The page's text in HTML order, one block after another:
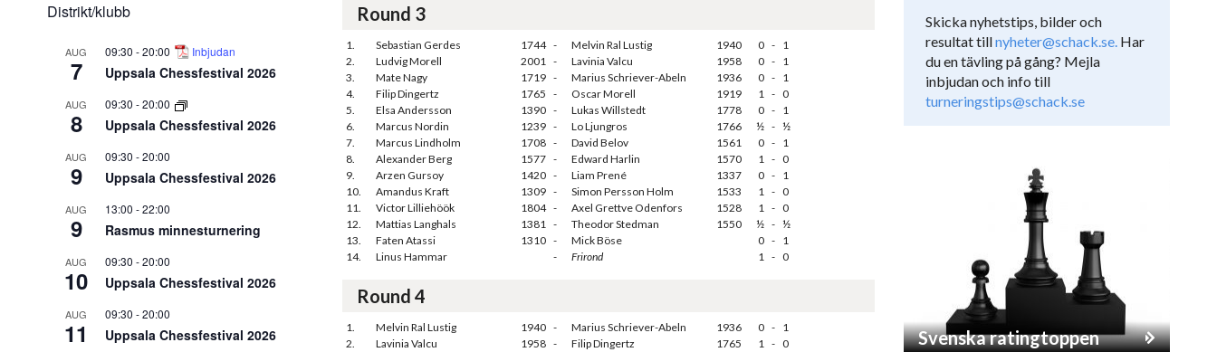
Distrikt/klubb
AUG
7
09:30 -20:00 Inbjudan
Uppsala Chessfestival 2026
AUG
8
09:30 -20:00
Uppsala Chessfestival 2026
AUG
9
09:30 -20:00
Uppsala Chessfestival 2026
AUG
9
13:00 -22:00
Rasmus minnesturnering
AUG
10
09:30 -20:00
Uppsala Chessfestival 2026
AUG
11
09:30 -20:00
Uppsala Chessfestival 2026
Round 3
1. Sebastian Gerdes 1744 - Melvin Ral Lustig 1940 0 - 1
2.
Ludvig Morell 2001 - Lavinia Valcu 1958 0 - 1
3.
Mate Nagy 1719 - Marius Schriever-Abeln 1936 0 - 1
4.
Filip Dingertz 1765 - Oscar Morell 1919 1 - 0
5.
Elsa Andersson 1390 - Lukas Willstedt 1778 0 - 1
6.
Marcus Nordin 1239 - Lo Ljungros 1766 ½ - ½
7.
Marcus Lindholm 1708 - David Belov 1561 0 - 1
8.
Alexander Berg 1577 - Edward Harlin 1570 1 - 0
9.
Arzen Gursoy 1420 - Liam Prené 1337 0 - 1
10.
Amandus Kraft 1309 - Simon Persson Holm 1533 1 - 0
11.
Victor Lilliehöök 1804 - Axel Grettve Odenfors 1528 1 - 0
12.
Mattias Langhals 1381 - Theodor Stedman 1550 ½ - ½
13.
Faten Atassi 1310 - Mick Böse 0 - 1
14.
Linus Hammar - Frirond 1 - 0
Round 4
1. Melvin Ral Lustig 1940 - Marius Schriever-Abeln 1936 0 - 1
2.
Lavinia Valcu 1958 - Filip Dingertz 1765 1 - 0
Skicka nyhetstips, bilder och
resultat tillnyheter@schack.se. Har
du en tävling på gång? Mejla
inbjudan och info till
turneringstips@schack.se
Svenska ratingtoppen